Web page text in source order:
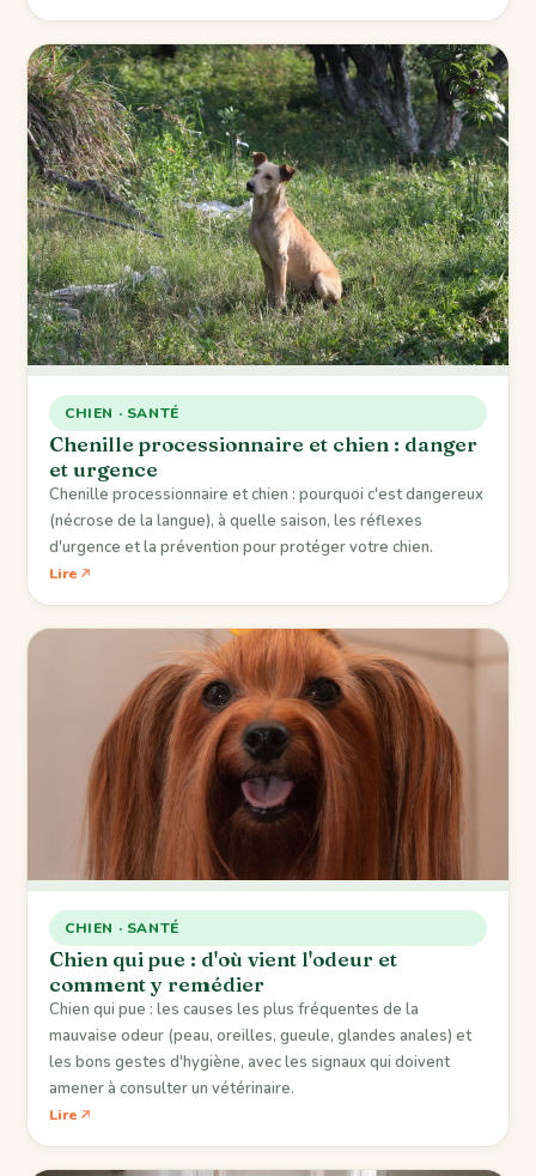
CHIEN · SANTÉ
Chenille processionnaire et chien : danger
et urgence
Chenille processionnaire et chien : pourquoi c'est dangereux
(nécrose de la langue), à quelle saison, les réflexes
d'urgence et la prévention pour protéger votre chien.
Lire
CHIEN · SANTÉ
Chien qui pue : d'où vient l'odeur et
comment y remédier
Chien qui pue : les causes les plus fréquentes de la
mauvaise odeur (peau, oreilles, gueule, glandes anales) et
les bons gestes d'hygiène, avec les signaux qui doivent
amener à consulter un vétérinaire.
Lire